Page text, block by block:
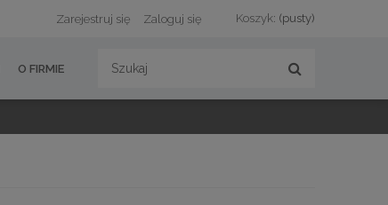
Koszyk: (pusty)
Zarejestruj się Zaloguj się
O FIRMIE